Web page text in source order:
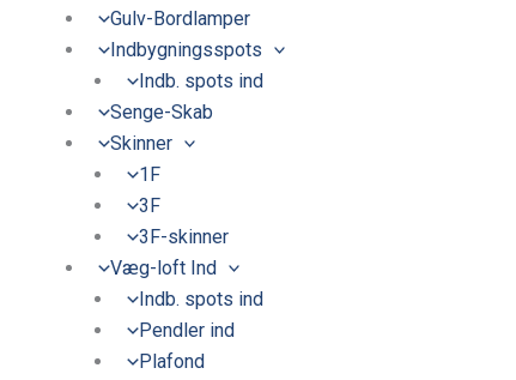
Gulv-Bordlamper
Indbygningsspots
Indb. spots ind
Senge-Skab
Skinner
1F
3F
3F-skinner
Væg-loft Ind
Indb. spots ind
Pendler ind
Plafond